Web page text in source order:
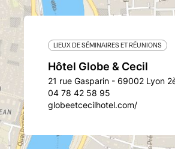
LIEUX DE SÉMINAIRES ET RÉUNIONS
Hôtel Globe & Cecil
21 rue Gasparin - 69002 Lyon
04 78 42 58 95
globeetcecilhotel.com/